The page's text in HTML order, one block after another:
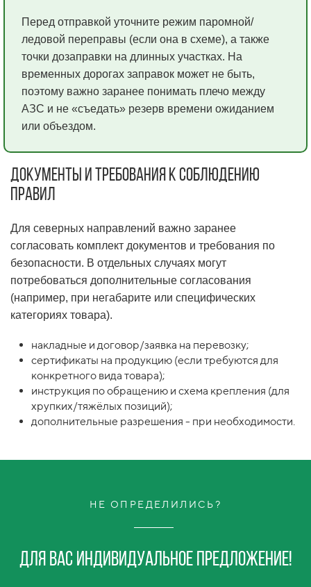
Перед отправкой уточните режим паромной/
ледовой переправы (если она в схеме), а также
точки дозаправки на длинных участках. На
временных дорогах заправок может не быть,
поэтому важно заранее понимать плечо между
АЗС и не «съедать» резерв времени ожиданием
или объездом.
Документы и требования к соблюдению
правил
Для северных направлений важно заранее
согласовать комплект документов и требования по
безопасности. В отдельных случаях могут
потребоваться дополнительные согласования
(например, при негабарите или специфических
категориях товара).
накладные и договор/заявка на перевозку;
сертификаты на продукцию (если требуются для
конкретного вида товара);
инструкция по обращению и схема крепления (для
хрупких/тяжёлых позиций);
дополнительные разрешения - при необходимости.
НЕ ОПРЕДЕЛИЛИСЬ?
Для вас индивидуальное предложение!